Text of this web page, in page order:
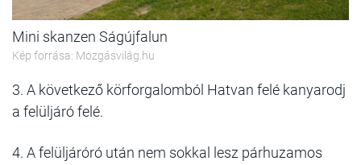
Mini skanzen Ságújfalun
Kép forrása: Mozgásvilág.hu
3. A következő körforgalomból Hatvan felé kanyarodj
a felüljáró felé.
4. A felüljáróró után nem sokkal lesz párhuzamos